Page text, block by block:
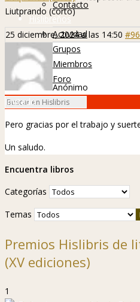
Contacto
Hislibreños
Actividad
Grupos
Miembros
Foro
Liutprando (corto)
25 diciembre, 2024 a las 14:50
Anónimo
Invitado
Pero gracias por el trabajo y
Un saludo.
Encuentra libros
Categorías
Temas
Premios Hislibris de
(XV ediciones)
1